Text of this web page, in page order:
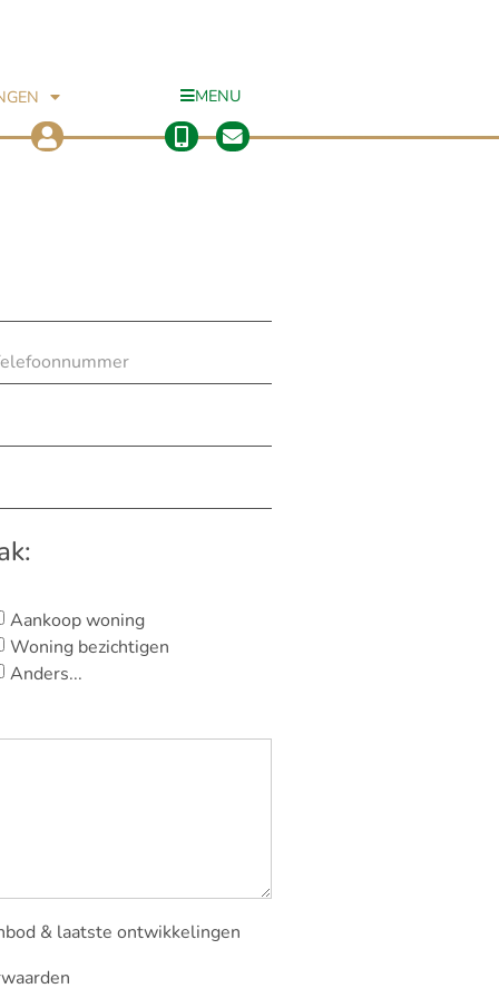
MENU
Aankoop woning
Woning bezichtigen
Anders...
& laatste ontwikkelingen